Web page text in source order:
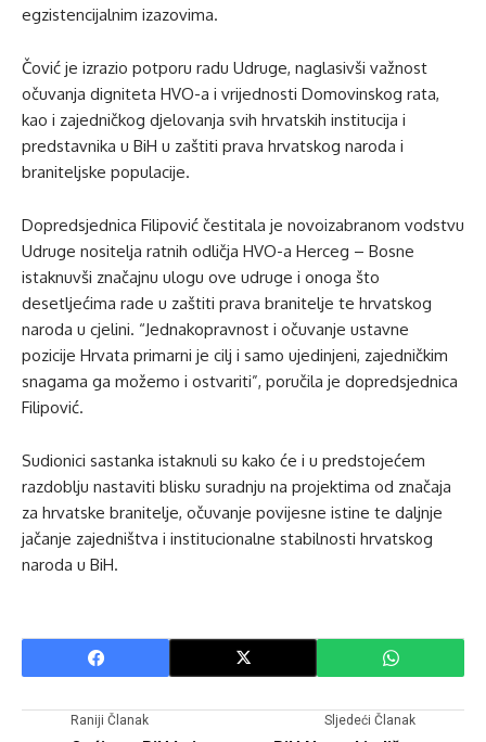
egzistencijalnim izazovima.
Čović je izrazio potporu radu Udruge, naglasivši važnost
očuvanja digniteta HVO-a i vrijednosti Domovinskog rata,
kao i zajedničkog djelovanja svih hrvatskih institucija i
predstavnika u BiH u zaštiti prava hrvatskog naroda i
braniteljske populacije.
Dopredsjednica Filipović čestitala je novoizabranom vodstvu
Udruge nositelja ratnih odličja HVO-a Herceg – Bosne
istaknuvši značajnu ulogu ove udruge i onoga što
desetljećima rade u zaštiti prava branitelje te hrvatskog
naroda u cjelini. “Jednakopravnost i očuvanje ustavne
pozicije Hrvata primarni je cilj i samo ujedinjeni, zajedničkim
snagama ga možemo i ostvariti”, poručila je dopredsjednica
Filipović.
Sudionici sastanka istaknuli su kako će i u predstojećem
razdoblju nastaviti blisku suradnju na projektima od značaja
za hrvatske branitelje, očuvanje povijesne istine te daljnje
jačanje zajedništva i institucionalne stabilnosti hrvatskog
naroda u BiH.
Raniji Članak Sljedeći Članak